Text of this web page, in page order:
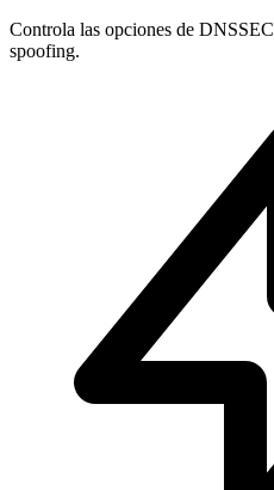
Controla las opciones de DNSSEC
spoofing.